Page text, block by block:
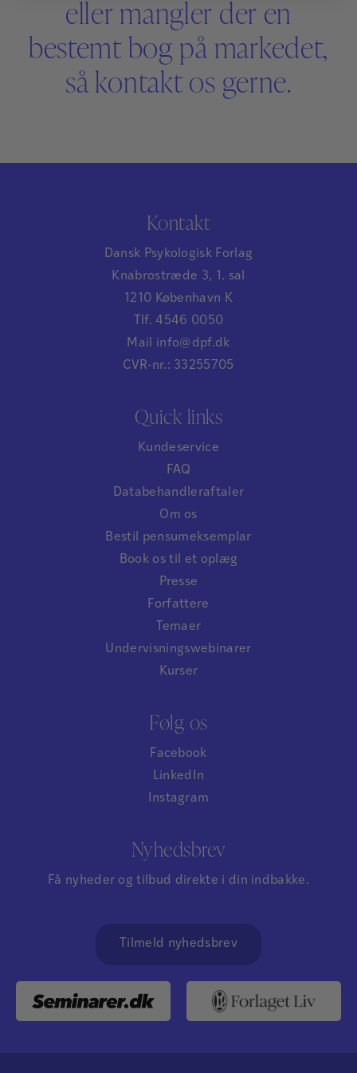
eller mangler der en
bestemt bog på markedet,
så kontakt os gerne.
Kontakt
Dansk Psykologisk Forlag
Knabrostræde 3, 1. sal
1210 København K
Tlf. 4546 0050
Mail info@dpf.dk
CVR-nr.: 33255705
Quick links
Kundeservice
FAQ
Databehandleraftaler
Om os
Bestil pensumeksemplar
Book os til et oplæg
Presse
Forfattere
Temaer
Undervisningswebinarer
Kurser
Følg os
Facebook
LinkedIn
Instagram
Nyhedsbrev
Få nyheder og tilbud direkte i din indbakke.
Tilmeld nyhedsbrev